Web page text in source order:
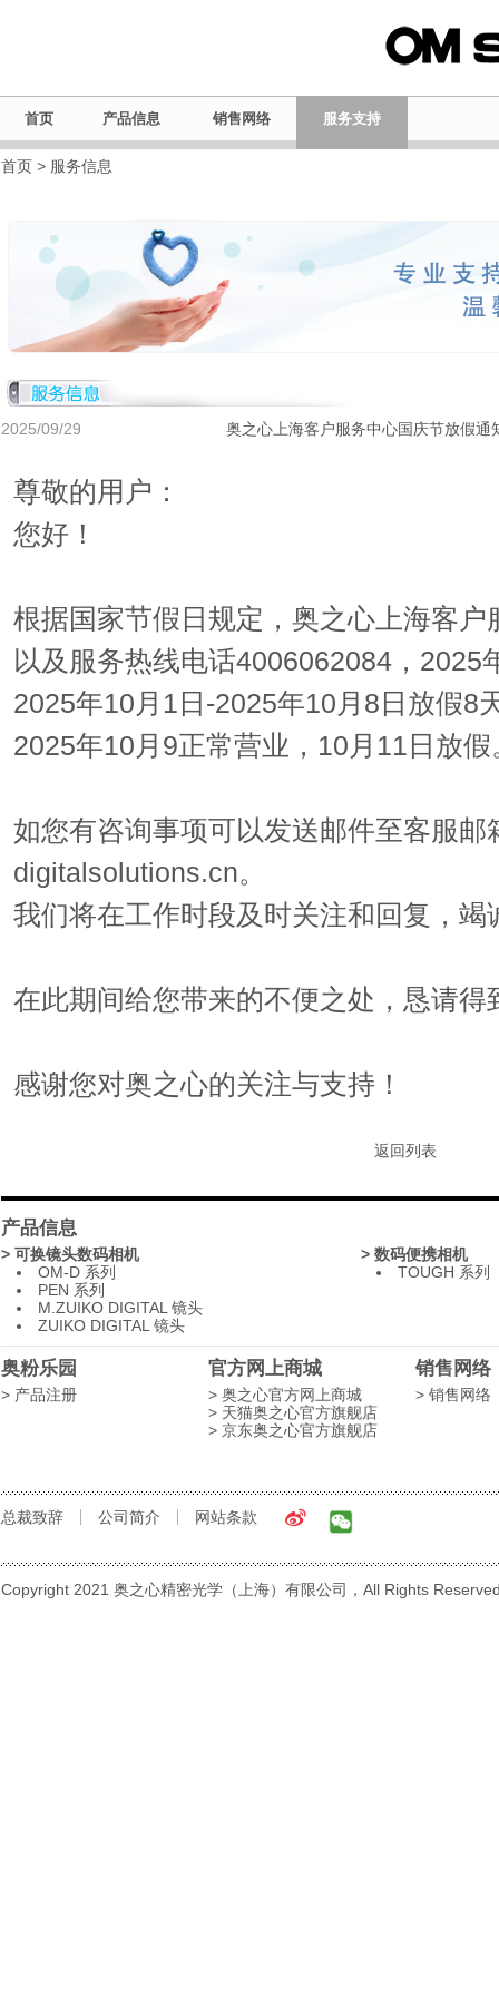
首页 产品信息 销售网络 服务支持
首页 > 服务信息
2025/09/29 奥之心上海客户服务中心国庆节放假通
尊敬的用户：
您好！
根据国家节假日规定，奥之心上海客户
以及服务热线电话4006062084，2025
2025年10月1日-2025年10月8日放假8
2025年10月9正常营业，10月11日放假
如您有咨询事项可以发送邮件至客服邮
digitalsolutions.cn。
我们将在工作时段及时关注和回复，竭
在此期间给您带来的不便之处，恳请得
感谢您对奥之心的关注与支持！
返回列表
产品信息
> 可换镜头数码相机
OM-D 系列
PEN 系列
M.ZUIKO DIGITAL 镜头
ZUIKO DIGITAL 镜头
> 数码便携相机
TOUGH 系列
奥粉乐园
> 产品注册
官方网上商城
> 奥之心官方网上商城
> 天猫奥之心官方旗舰店
> 京东奥之心官方旗舰店
销售网络
> 销售网络
总裁致辞 公司简介 网站条款
Copyright 2021 奥之心精密光学（上海）有限公司，All Rights